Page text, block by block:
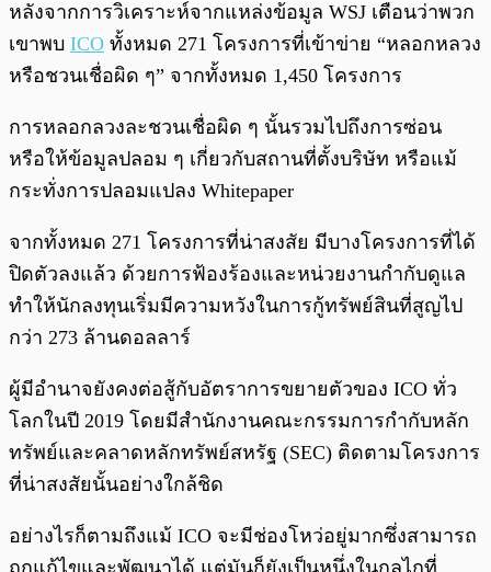
หลังจากการวิเคราะห์จากแหล่งข้อมูล WSJ เตือนว่าพวก
เขาพบ ICO ทั้งหมด 271 โครงการที่เข้าข่าย “หลอกหลวง
หรือชวนเชื่อผิด ๆ” จากทั้งหมด 1,450 โครงการ
การหลอกลวงละชวนเชื่อผิด ๆ นั้นรวมไปถึงการซ่อน
หรือให้ข้อมูลปลอม ๆ เกี่ยวกับสถานที่ตั้งบริษัท หรือแม้
กระทั่งการปลอมแปลง Whitepaper
จากทั้งหมด 271 โครงการที่น่าสงสัย มีบางโครงการที่ได้
ปิดตัวลงแล้ว ด้วยการฟ้องร้องและหน่วยงานกำกับดูแล
ทำให้นักลงทุนเริ่มมีความหวังในการกู้ทรัพย์สินที่สูญไป
กว่า 273 ล้านดอลลาร์
ผู้มีอำนาจยังคงต่อสู้กับอัตราการขยายตัวของ ICO ทั่ว
โลกในปี 2019 โดยมีสำนักงานคณะกรรมการกำกับหลัก
ทรัพย์และคลาดหลักทรัพย์สหรัฐ (SEC) ติดตามโครงการ
ที่น่าสงสัยนั้นอย่างใกล้ชิด
อย่างไรก็ตามถึงแม้ ICO จะมีช่องโหว่อยู่มากซึ่งสามารถ